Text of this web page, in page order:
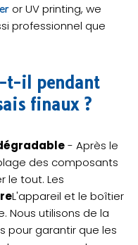
or UV printing, we
professionnel que
t-il pendant
finaux ?
- Après le
des composants
le tout. Les
L'appareil et le boîtier
Nous utilisons de la
pour garantir que les